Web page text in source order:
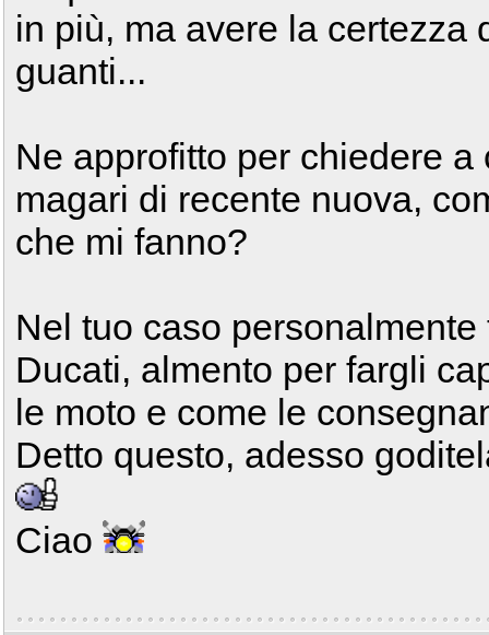
in più, ma avere la certezza
guanti...
Ne approfitto per chiedere
magari di recente nuova,
che mi fanno?
Nel tuo caso
Ducati, almento per fargli
le moto e come le
Detto questo, adesso
Ciao